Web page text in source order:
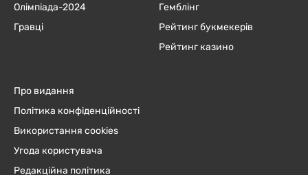
Олімпіада-2024
Гравці
Гемблінг
Рейтинг букмекерів
Рейтинг казино
Про видання
Політика конфіденційності
Використання cookies
Угода користувача
Редакційна політика